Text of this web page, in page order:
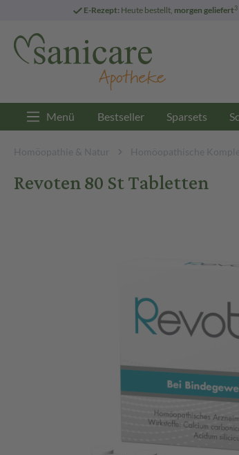
E-Rezept: Heute bestellt, morgen geliefert3
Menü Bestseller Sparsets
Homöopathie & Natur Homöopathische
Revoten 80 St Tabletten